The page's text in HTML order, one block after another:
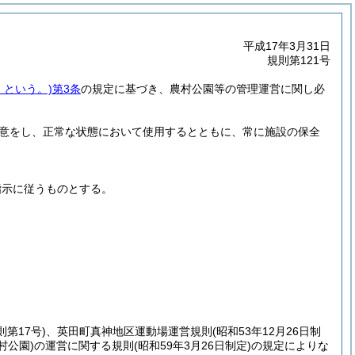
平成17年3月31日
規則第121号
という。)第3条の規定に基づき、農村公園等の管理運営に関し必
をし、正常な状態において使用するとともに、常に施設の保全
に従うものとする。
第17号) 、英田町真神地区運動場運営規則 (昭和53年12月26日制
公園)の運営に関する規則 (昭和59年3月26日制定)の規定によりな